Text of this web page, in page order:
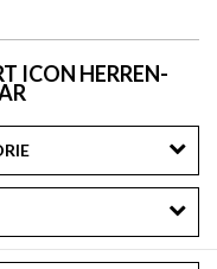
ICON HERREN-